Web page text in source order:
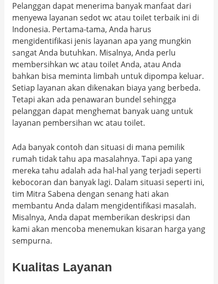
Pelanggan dapat menerima banyak manfaat dari
menyewa layanan sedot wc atau toilet terbaik ini di
Indonesia. Pertama-tama, Anda harus
mengidentifikasi jenis layanan apa yang mungkin
sangat Anda butuhkan. Misalnya, Anda perlu
membersihkan wc atau toilet Anda, atau Anda
bahkan bisa meminta limbah untuk dipompa keluar.
Setiap layanan akan dikenakan biaya yang berbeda.
Tetapi akan ada penawaran bundel sehingga
pelanggan dapat menghemat banyak uang untuk
layanan pembersihan wc atau toilet.
Ada banyak contoh dan situasi di mana pemilik
rumah tidak tahu apa masalahnya. Tapi apa yang
mereka tahu adalah ada hal-hal yang terjadi seperti
kebocoran dan banyak lagi. Dalam situasi seperti ini,
tim Mitra Sabena dengan senang hati akan
membantu Anda dalam mengidentifikasi masalah.
Misalnya, Anda dapat memberikan deskripsi dan
kami akan mencoba menemukan kisaran harga yang
sempurna.
Kualitas Layanan